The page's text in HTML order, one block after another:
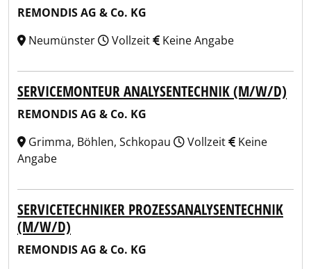
REMONDIS AG & Co. KG
Neumünster
Vollzeit Keine Angabe
SERVICEMONTEUR ANALYSENTECHNIK (M/W/D)
REMONDIS AG & Co. KG
Grimma, Böhlen, Schkopau
Vollzeit
Keine
Angabe
SERVICETECHNIKER PROZESSANALYSENTECHNIK
(M/W/D)
REMONDIS AG & Co. KG